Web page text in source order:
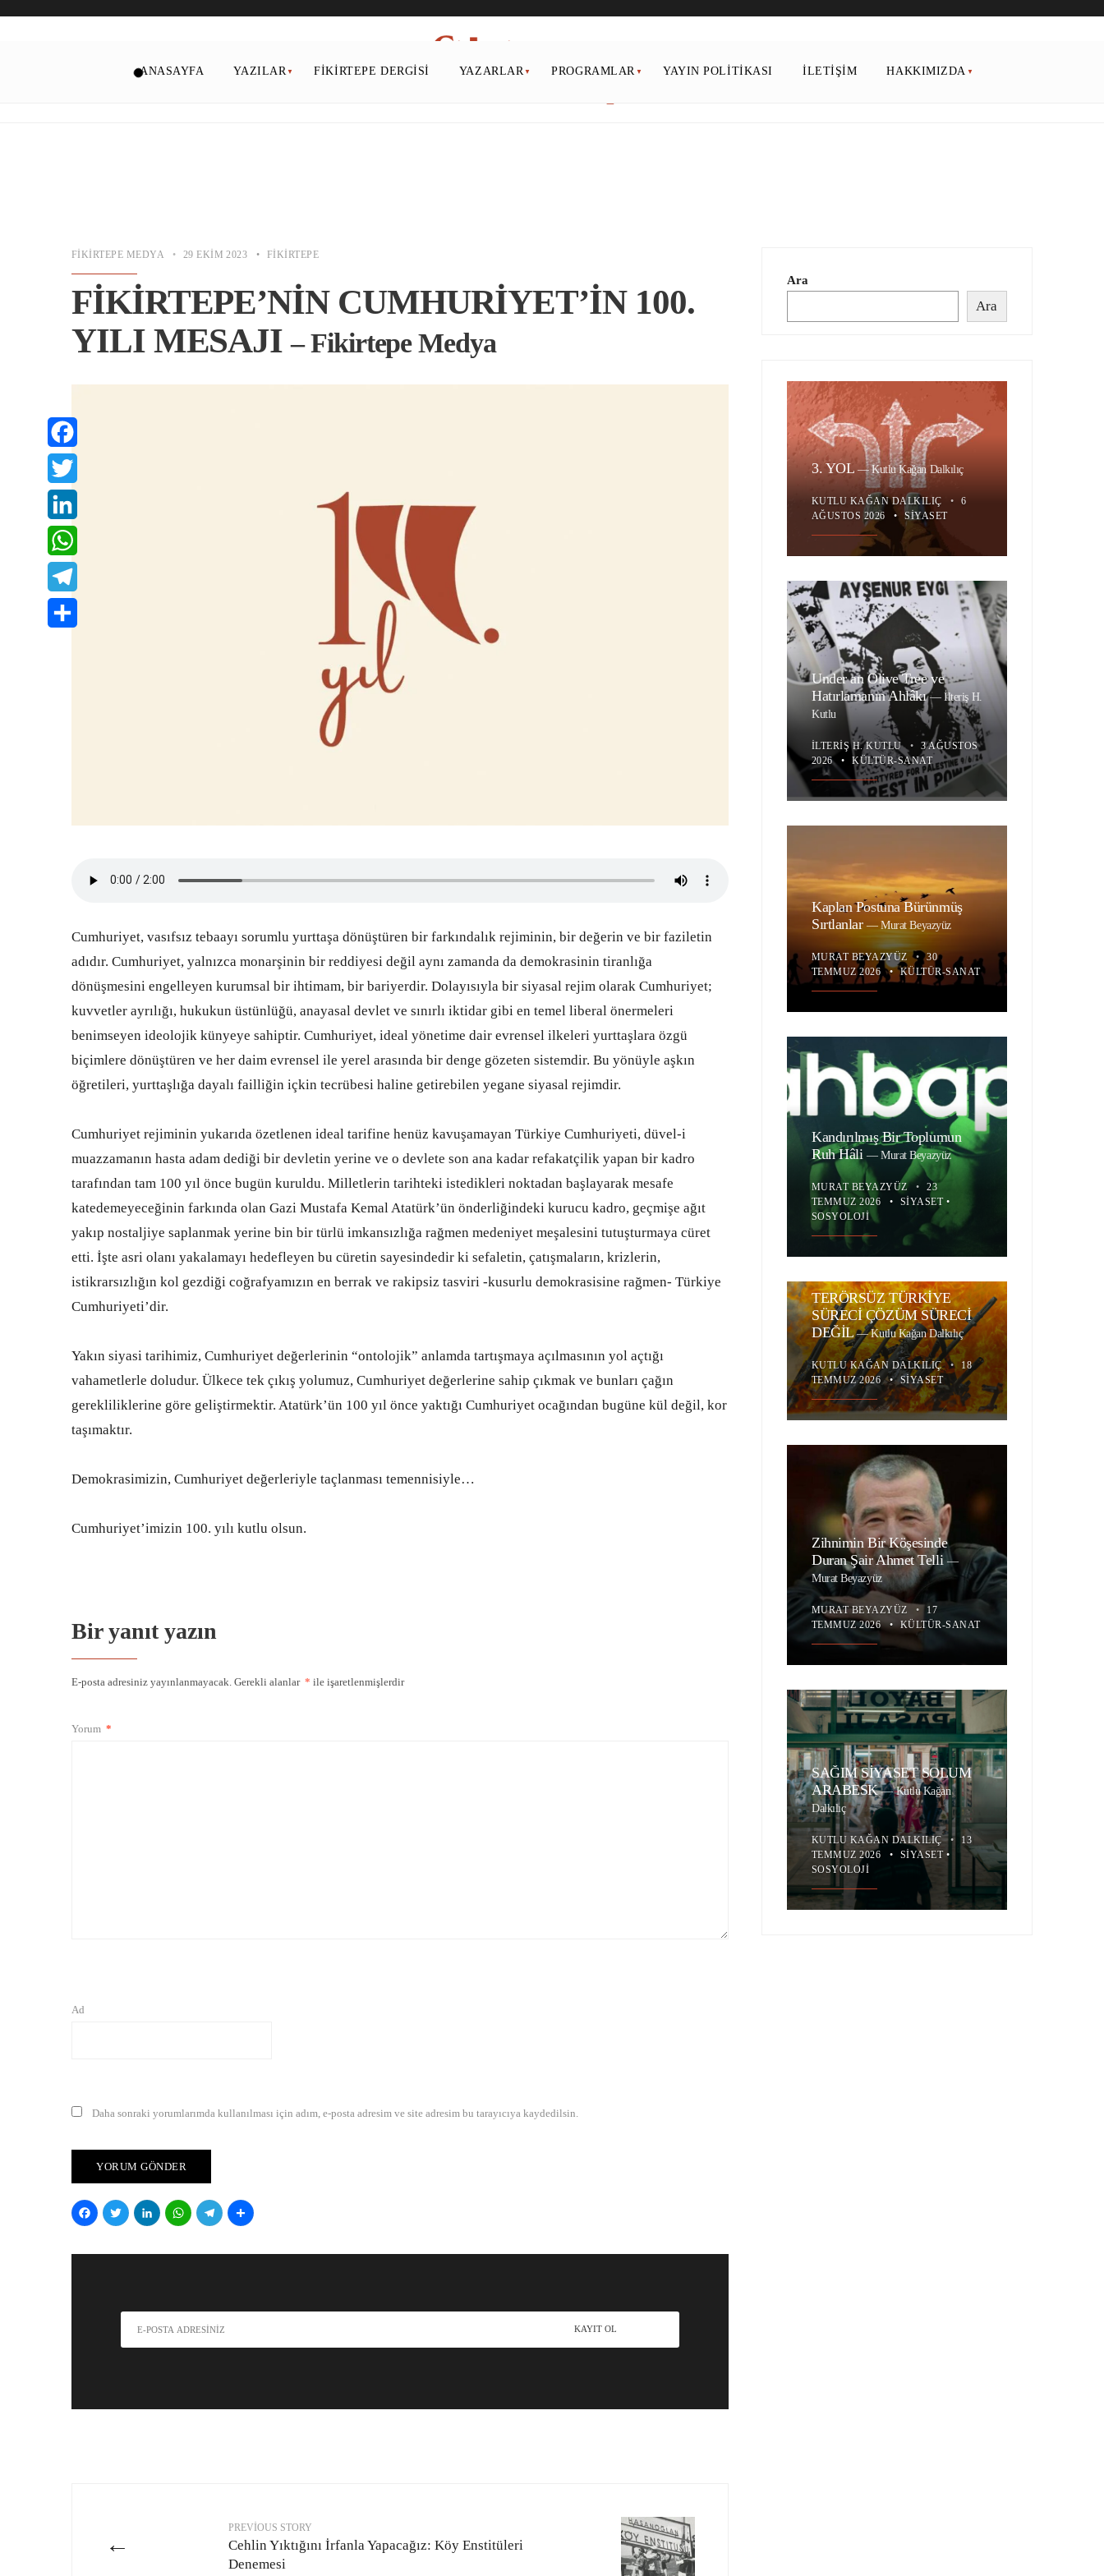
ANASAYFA YAZILAR FIKIRTEPE DERGISI YAZARLAR PROGRAMLAR YAYIN POLITIKASI İLETIŞIM HAKKIMIZDA
FIKIRTEPE MEDYA • 29 EKIM 2023 • FIKIRTEPE
FİKİRTEPE’NİN CUMHURİYET’İN 100.
YILI MESAJI– Fikirtepe Medya
Cumhuriyet, vasıfsız tebaayı sorumlu yurttaşa dönüştüren bir farkındalık rejiminin, bir değerin ve bir faziletin
adıdır. Cumhuriyet, yalnızca monarşinin bir reddiyesi değil aynı zamanda da demokrasinin tiranlığa
dönüşmesini engelleyen kurumsal bir ihtimam, bir bariyerdir. Dolayısıyla bir siyasal rejim olarak Cumhuriyet;
kuvvetler ayrılığı, hukukun üstünlüğü, anayasal devlet ve sınırlı iktidar gibi en temel liberal önermeleri
benimseyen ideolojik künyeye sahiptir. Cumhuriyet, ideal yönetime dair evrensel ilkeleri yurttaşlara özgü
biçimlere dönüştüren ve her daim evrensel ile yerel arasında bir denge gözeten sistemdir. Bu yönüyle aşkın
öğretileri, yurttaşlığa dayalı failliğin içkin tecrübesi haline getirebilen yegane siyasal rejimdir.
Cumhuriyet rejiminin yukarıda özetlenen ideal tarifine henüz kavuşamayan Türkiye Cumhuriyeti, düvel-i
muazzamanın hasta adam dediği bir devletin yerine ve o devlete son ana kadar refakatçilik yapan bir kadro
tarafından tam 100 yıl önce bugün kuruldu. Milletlerin tarihteki istedikleri noktadan başlayarak mesafe
katedemeyeceğinin farkında olan Gazi Mustafa Kemal Atatürk’ün önderliğindeki kurucu kadro, geçmişe ağıt
yakıp nostaljiye saplanmak yerine bin bir türlü imkansızlığa rağmen medeniyet meşalesini tutuşturmaya cüret
etti. İşte asri olanı yakalamayı hedefleyen bu cüretin sayesindedir ki sefaletin, çatışmaların, krizlerin,
istikrarsızlığın kol gezdiği coğrafyamızın en berrak ve rakipsiz tasviri -kusurlu demokrasisine rağmen- Türkiye
Cumhuriyeti’dir.
Yakın siyasi tarihimiz, Cumhuriyet değerlerinin “ontolojik” anlamda tartışmaya açılmasının yol açtığı
vahametlerle doludur. Ülkece tek çıkış yolumuz, Cumhuriyet değerlerine sahip çıkmak ve bunları çağın
gerekliliklerine göre geliştirmektir. Atatürk’ün 100 yıl önce yaktığı Cumhuriyet ocağından bugüne kül değil, kor
taşımaktır.
Demokrasimizin, Cumhuriyet değerleriyle taçlanması temennisiyle…
Cumhuriyet’imizin 100. yılı kutlu olsun.
Bir yanıt yazın
E-posta adresiniz yayınlanmayacak. Gerekli alanlar * ile işaretlenmişlerdir
Yorum *
Ad
Daha sonraki yorumlarımda kullanılması için adım, e-posta adresim ve site adresim bu tarayıcıya kaydedilsin.
Facebook
Twitter
LinkedIn
WhatsApp
Telegram
←
PREVIOUS STORY
Cehlin Yıktığını İrfanla Yapacağız: Köy Enstitüleri
Denemesi
Ara
Ara
3. YOL—Kutlu Kağan Dalkılıç
KUTLU KAĞAN DALKILIÇ •
6
AĞUSTOS 2026
• SIYASET
Under an Olive Tree ve
Hatırlamanın Ahlâkı—İlteriş H.
Kutlu
İLTERIŞ H. KUTLU •
3 AĞUSTOS
2026
• KÜLTÜR-SANAT
Kaplan Postuna Bürünmüş
Sırtlanlar—Murat Beyazyüz
MURAT BEYAZYÜZ •
30
TEMMUZ 2026 • KÜLTÜR-SANAT
Kandırılmış Bir Toplumun
Ruh Hâli —Murat Beyazyüz
MURAT BEYAZYÜZ •
23
TEMMUZ 2026
• SIYASET•
SOSYOLOJI
TERÖRSÜZ TÜRKİYE
SÜRECİ ÇÖZÜM SÜRECİ
DEĞİL—Kutlu Kağan Dalkılıç
KUTLU KAĞAN DALKILIÇ • 18
TEMMUZ 2026 • SIYASET
Zihnimin Bir Köşesinde
Duran Şair Ahmet Telli —
Murat Beyazyüz
MURAT BEYAZYÜZ •
17
TEMMUZ 2026 • KÜLTÜR-SANAT
SAĞIM SİYASET SOLUM
ARABESK—Kutlu Kağan
Dalkılıç
KUTLU KAĞAN DALKILIÇ •
13
TEMMUZ 2026
• SIYASET•
SOSYOLOJI
Facebook
Twitter
LinkedIn
WhatsApp
Telegram